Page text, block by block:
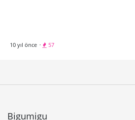
10 yıl önce · 57
Bigumigu